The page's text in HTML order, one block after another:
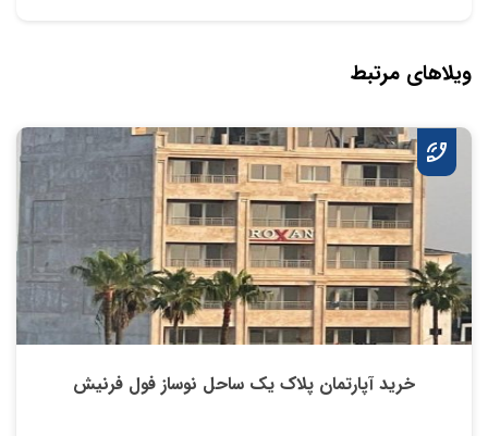
ویلاهای مرتبط
خرید آپارتمان پلاک یک ساحل نوساز فول فرنیش